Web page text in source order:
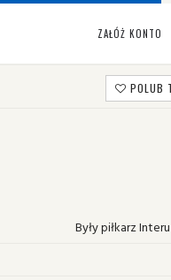
ZAŁÓŻ KONTO
POLUB
Były piłkarz Interu